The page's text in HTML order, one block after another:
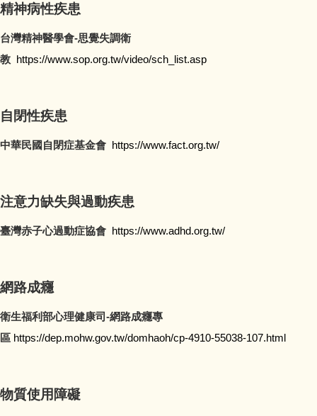
精神病性疾患
台灣精神醫學會-思覺失調衛
教 https://www.sop.org.tw/video/sch_list.asp
自閉性疾患
中華民國自閉症基金會 https://www.fact.org.tw/
注意力缺失與過動疾患
臺灣赤子心過動症協會 https://www.adhd.org.tw/
網路成癮
衛生福利部心理健康司-網路成癮專
區 https://dep.mohw.gov.tw/domhaoh/cp-4910-55038-107.html
物質使用障礙